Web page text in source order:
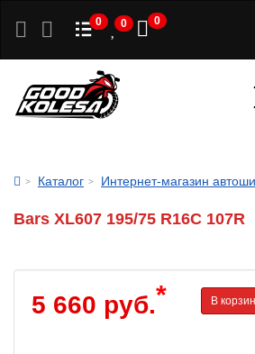
0 0 0
Каталог Интернет-магазин
Bars XL607 195/75 R16C 107R
5 660 руб.* В